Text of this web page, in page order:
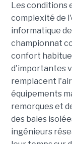
Les conditions
complexité de
informatique
championnat
confort
d'importantes
remplacent
équipements
remorques et
des baies
ingénieurs